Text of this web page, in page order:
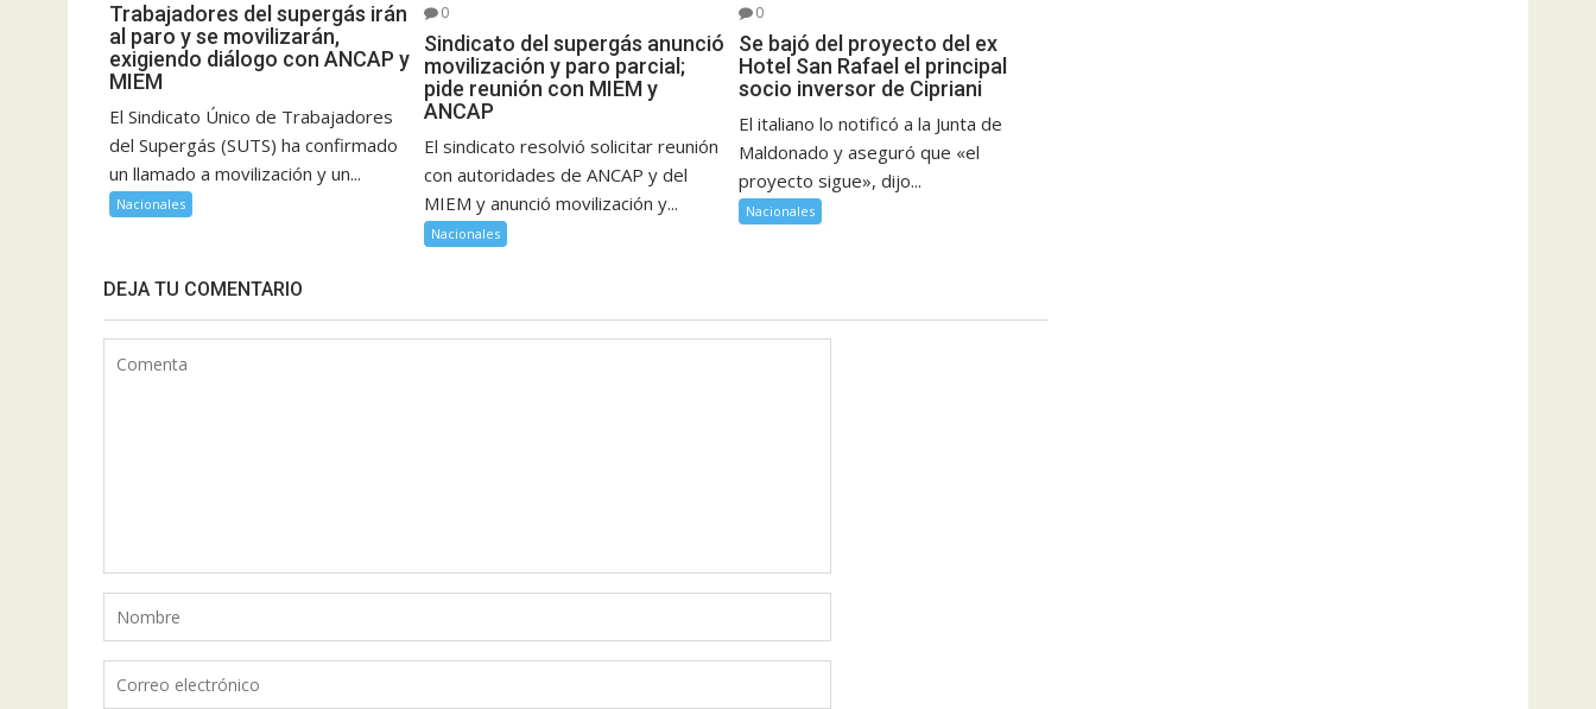
Trabajadores del supergás irán
al paro y se movilizarán,
exigiendo diálogo con ANCAP y
MIEM
El Sindicato Único de Trabajadores
del Supergás (SUTS) ha confirmado
un llamado a movilización y un...
Nacionales
0
Sindicato del supergás anunció
movilización y paro parcial;
pide reunión con MIEM y
ANCAP
El sindicato resolvió solicitar reunión
con autoridades de ANCAP y del
MIEM y anunció movilización y...
Nacionales
0
Se bajó del proyecto del ex
Hotel San Rafael el principal
socio inversor de Cipriani
El italiano lo notificó a la Junta de
Maldonado y aseguró que «el
proyecto sigue», dijo...
Nacionales
DEJA TU COMENTARIO